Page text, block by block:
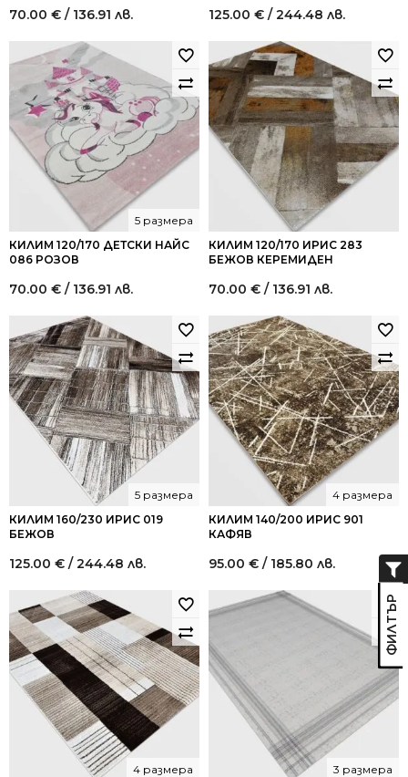
70.00 € / 136.91 лв. 125.00 € / 244.48 лв.
КИЛИМ 120/170 ДЕТСКИ НАЙС
086 РОЗОВ
5 размера
70.00 € / 136.91 лв.
КИЛИМ 120/170 ИРИС 283
БЕЖОВ КЕРЕМИДЕН
70.00 € / 136.91 лв.
КИЛИМ 160/230 ИРИС 019
БЕЖОВ
5 размера
125.00 € / 244.48 лв.
КИЛИМ 140/200 ИРИС 901
КАФЯВ
4 размера
95.00 € / 185.80 лв.
4 размера 3 размера